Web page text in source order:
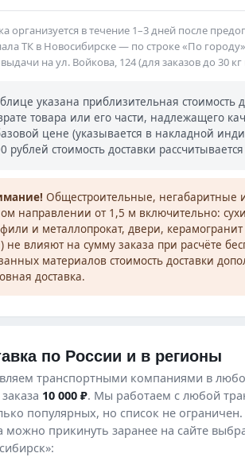
организуется в течение 1–3 дней после
ТК в Новосибирске — по строке «По
на ул. Войкова, 124 (для заказов до 30
указана приблизительная стоимость
товара или его части, надлежащего
цене (указывается в накладной
рублей стоимость доставки
Общестроительные, негабаритные
направлении от 1,5 м включительно:
и металлопрокат, двери,
не влияют на сумму заказа при расчёте
материалов стоимость доставки
доставка.
по России и в регионы
транспортными компаниями в
10 000 ₽. Мы работаем с любой
популярных, но список не
можно прикинуть заранее на сайте